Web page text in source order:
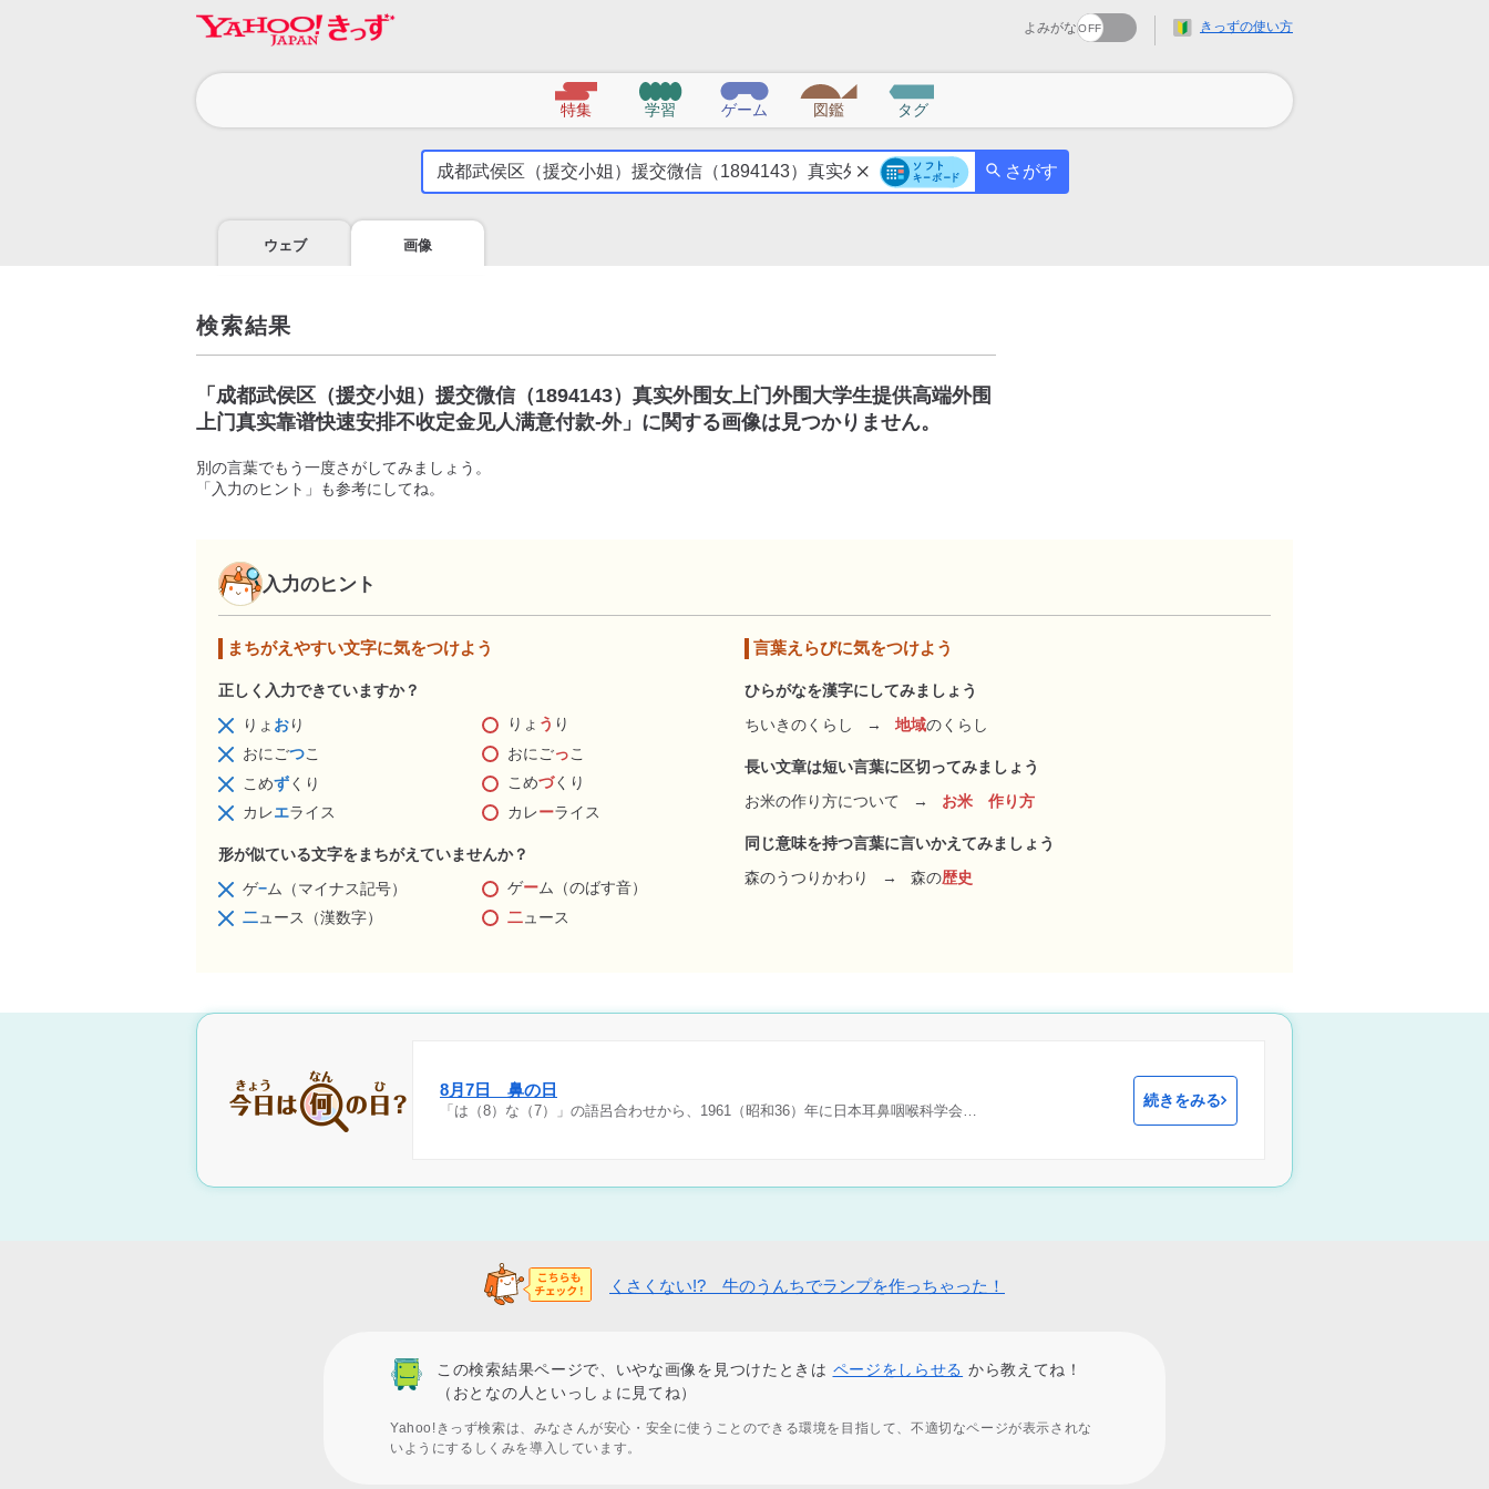
よみがな きっずの使い方
特集 学習 ゲーム 図鑑 タグ
気
に
こ
う
さがす
ウェブ 画像
検索結果
「 成都武侯区（援交小姐）援交微信（1894143）真实外围女上门外围大学生提供高端外围
上门真实靠谱快速安排不收定金见人满意付款-外」に関する画像は見つかりません。
別の言葉でもう一度さがしてみましょう。
「入力のヒント」も参考にしてね。
入力のヒント
まちがえやすい文字に気をつけよう
正しく入力できていますか？
りょ おり りょ う り
おにごつこ おにごっこ
こめずくり こめづくり
カレエライス カレーライス
形が似ている文字をまちがえていませんか？
ゲ−ム（マイナス記号） ゲーム（のばす音）
二ュース（漢数字） 二ュース
言葉えらびに気をつけよう
ひらがなを漢字にしてみましょう
ちいきのくらし
→ 地域のくらし
長い文章は短い言葉に区切ってみましょう
お米の作り方について
→ お米 作り方
同じ意味を持つ言葉に言いかえてみましょう
森のうつりかわり
→ 森の歴史
8月7日 鼻の日
「は（8）な（7）」の語呂合わせから、1961（昭和36）年に日本耳鼻咽喉科学会…
続きをみる
くさくない!? 牛のうんちでランプを作っちゃった！
この検索結果ページで、いやな画像を見つけたときは ページをしらせる から教えてね！
（おとなの人といっしょに見てね）
Yahoo!きっず検索は、みなさんが安心・安全に使うことのできる環境を目指して、不適切なページが表示されな
いようにするしくみを導入しています。